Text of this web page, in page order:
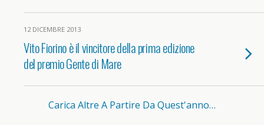
12 DICEMBRE 2013
Vito Fiorino è il vincitore della prima edizione
del premio Gente di Mare
Carica Altre A Partire Da Quest'anno…